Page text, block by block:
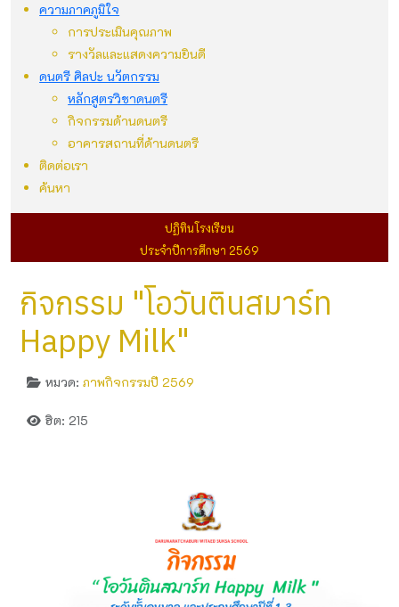
ความภาคภูมิใจ
การประเมินคุณภาพ
รางวัลและแสดงความยินดี
ดนตรี ศิลปะ นวัตกรรม
หลักสูตรวิชาดนตรี
กิจกรรมด้านดนตรี
อาคารสถานที่ด้านดนตรี
ติดต่อเรา
ค้นหา
ปฏิทินโรงเรียน
ประจำปีการศึกษา 2569
กิจกรรม "โอวันตินสมาร์ท
Happy Milk"
หมวด: ภาพกิจกรรมปี 2569
ฮิต: 215